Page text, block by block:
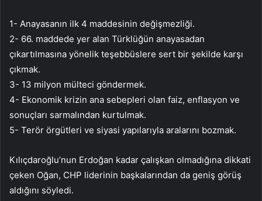
1- Anayasanın ilk 4 maddesinin değişmezliği.
2- 66. maddede yer alan Türklüğün anayasadan
çıkartılmasına yönelik teşebbüslere sert bir şekilde karşı
çıkmak.
3- 13 milyon mülteci göndermek.
4- Ekonomik krizin ana sebepleri olan faiz, enflasyon ve
sonuçları sarmalından kurtulmak.
5- Terör örgütleri ve siyasi yapılarıyla aralarını bozmak.
Kılıçdaroğlu’nun Erdoğan kadar çalışkan olmadığına dikkati
çeken Oğan, CHP liderinin başkalarından da geniş görüş
aldığını söyledi.